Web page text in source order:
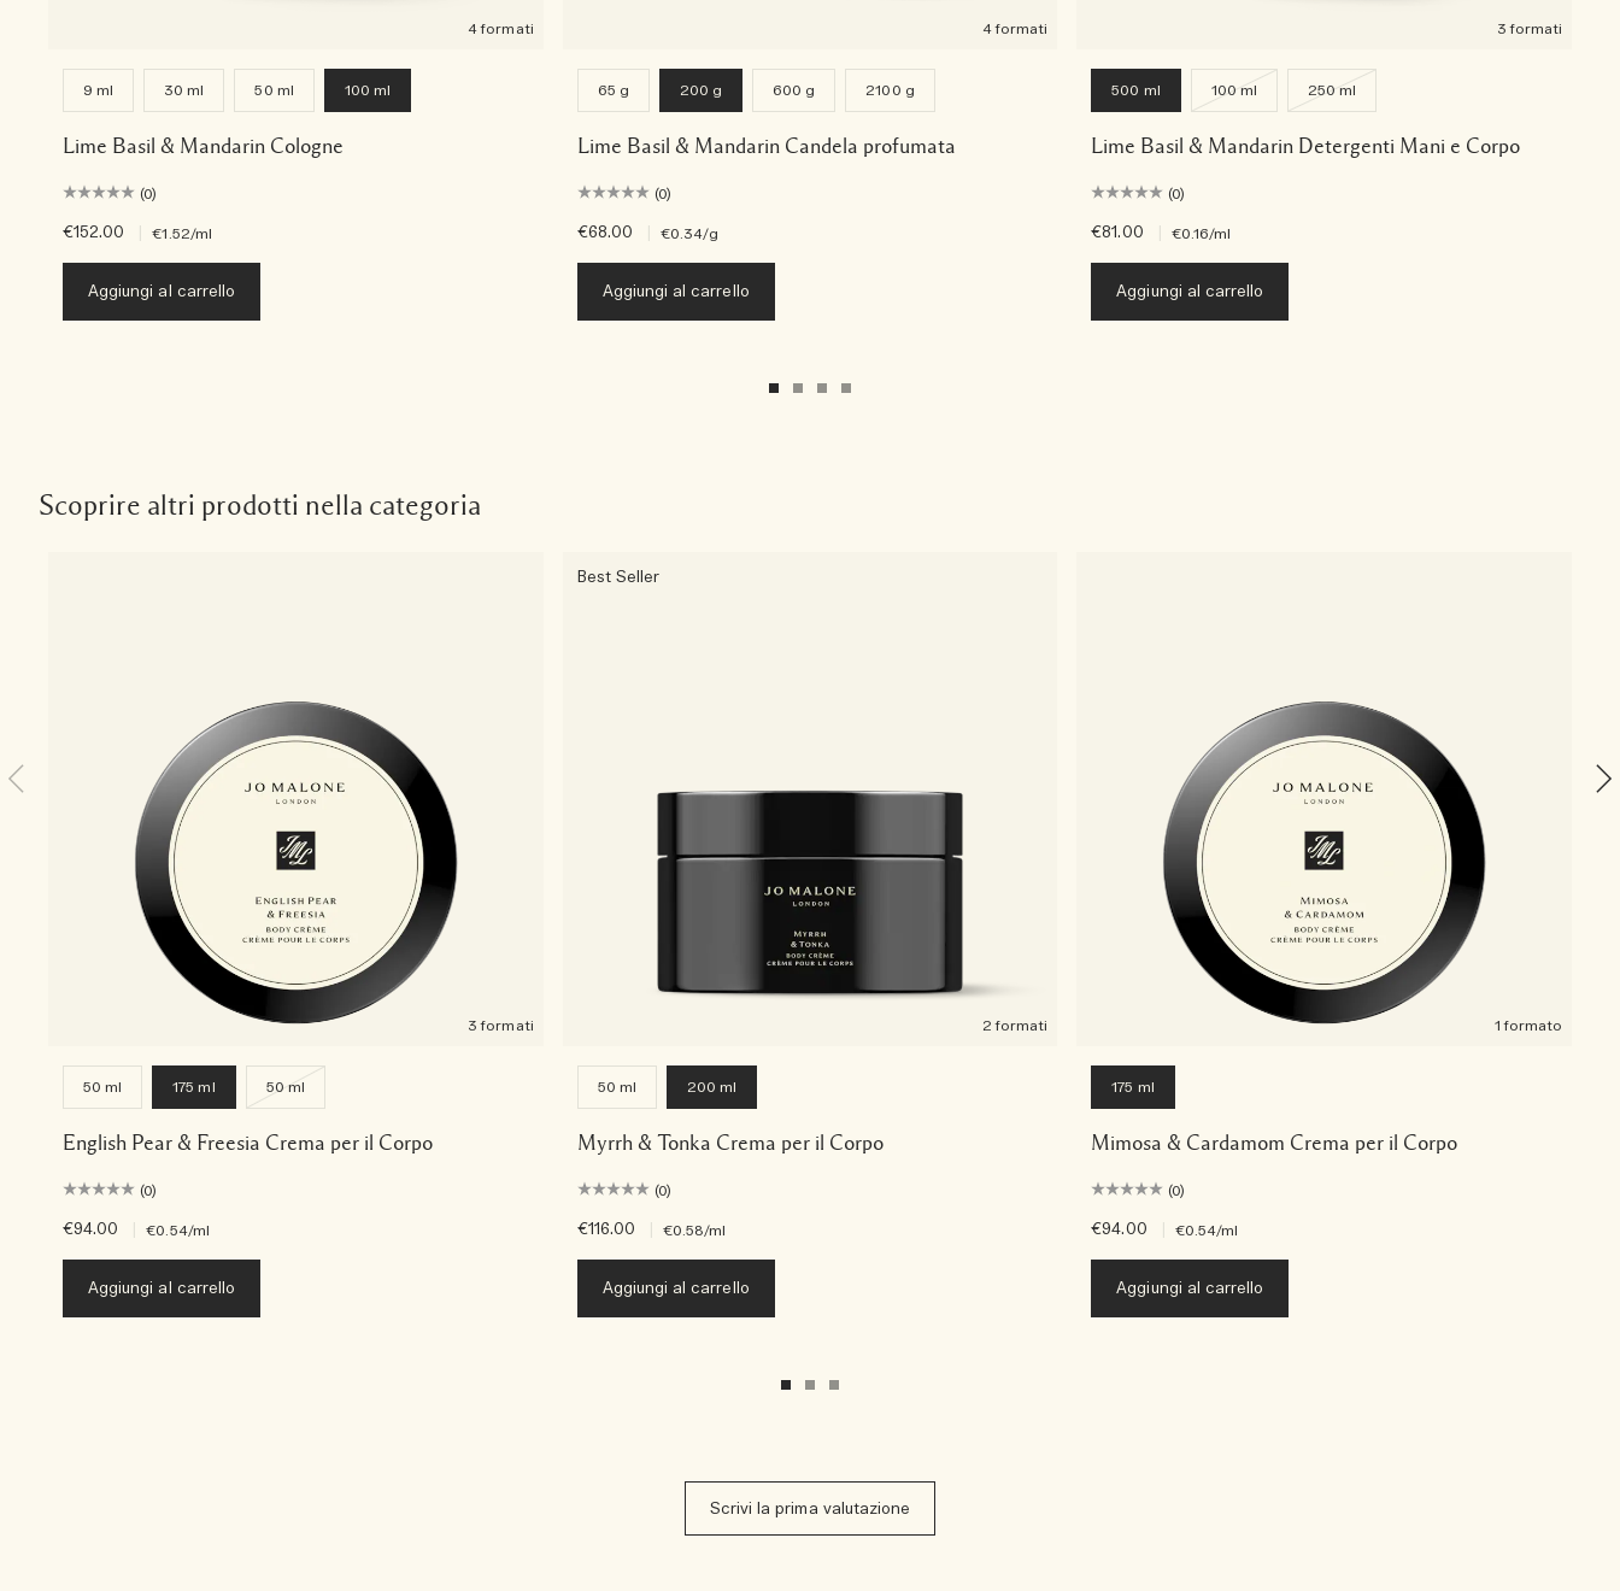
4 formati
9 ml 30 ml 50 ml 100 ml
Lime Basil & Mandarin Cologne
(0)
€152.00 €1.52/ml
Aggiungi al carrello
4 formati
65 g 200 g 600 g 2100 g
Lime Basil & Mandarin Candela profumata
(0)
€68.00 €0.34/g
Aggiungi al carrello
3 formati
500 ml 100 ml 250 ml
Lime Basil & Mandarin Detergenti Mani e Corpo
(0)
€81.00 €0.16/ml
Aggiungi al carrello
Scoprire altri prodotti nella categoria
3 formati
50 ml 175 ml 50 ml
English Pear & Freesia Crema per il Corpo
(0)
€94.00 €0.54/ml
Aggiungi al carrello
Best Seller
2 formati
50 ml 200 ml
Myrrh & Tonka Crema per il Corpo
(0)
€116.00 €0.58/ml
Aggiungi al carrello
1 formato
175 ml
Mimosa & Cardamom Crema per il Corpo
(0)
€94.00 €0.54/ml
Aggiungi al carrello
Scrivi la prima valutazione